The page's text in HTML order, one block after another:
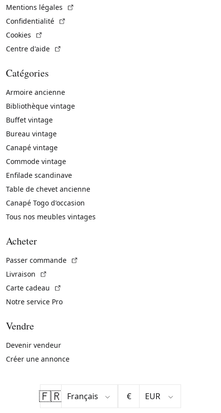
Mentions légales
Confidentialité
Cookies
Centre d'aide
Catégories
Armoire ancienne
Bibliothèque vintage
Buffet vintage
Bureau vintage
Canapé vintage
Commode vintage
Enfilade scandinave
Table de chevet ancienne
Canapé Togo d'occasion
Tous nos meubles vintages
Acheter
Passer commande
Livraison
Carte cadeau
Notre service Pro
Vendre
Devenir vendeur
Créer une annonce
🇫🇷 €